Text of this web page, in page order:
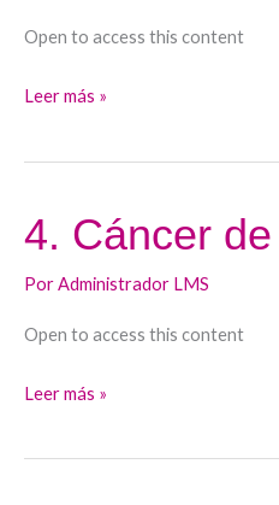
Open to access this content
Leer más »
4. Cáncer
PorAdministrador LMS
Open to access this content
4.
Cáncer
de
Leer más »